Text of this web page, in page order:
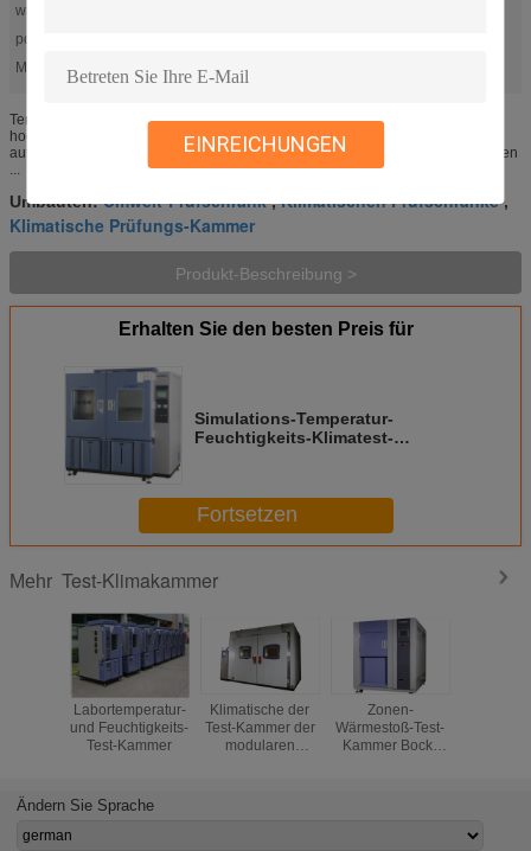
EINREICHUNGEN
warranty:
power:
Markieren:
Temperatur-Feuchtigkeits-Klimatest-Kammer Eigenschaftena., nahm
hochwertiger Auftritt, der Körper eine Bogenform, Oberflächeneine
automobilbeschichtungstechnologie, die verarbeiten, und einen mechanischen
...
Umbauten:Umwelt-Prüfschrank,Klimatischen Prüfschränke,
Klimatische Prüfungs-Kammer
Produkt-Beschreibung >
Erhalten Sie den besten Preis für
Simulations-Temperatur-
Feuchtigkeits-Klimatest-
Fortsetzen
Mehr Test-Klimakammer
Labortemperatur-
und Feuchtigkeits-
Test-Kammer
Klimatische der
Test-Kammer der
modularen
Zonen-
Wärmestoß-Test-
Kammer Bock-
Ändern Sie Sprache